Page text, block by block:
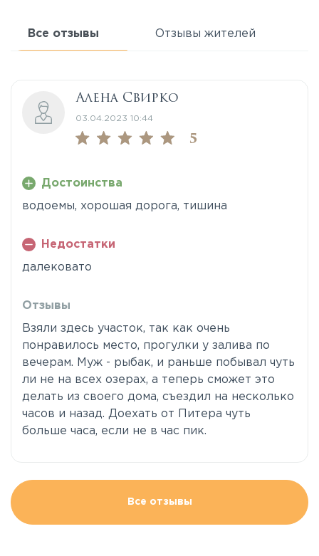
Все отзывы Отзывы жителей
Алена Свирко
03.04.2023 10:44
5
Достоинства
водоемы, хорошая дорога, тишина
Недостатки
далековато
Отзывы
Взяли здесь участок, так как очень
понравилось место, прогулки у залива по
вечерам. Муж - рыбак, и раньше побывал чуть
ли не на всех озерах, а теперь сможет это
делать из своего дома, съездил на несколько
часов и назад. Доехать от Питера чуть
больше часа, если не в час пик.
Все отзывы